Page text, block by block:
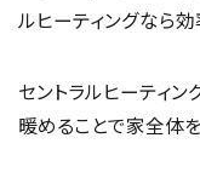
ルヒーティングなら
セントラルヒーティ
暖めることで家全体